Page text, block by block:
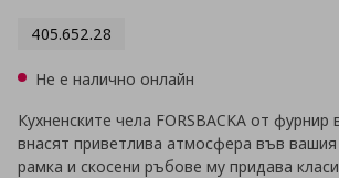
405.652.28
Не е налично онлайн
Кухненските чела FORSBACKA от
внасят приветлива атмосфера във
рамка и скосени ръбове му придава